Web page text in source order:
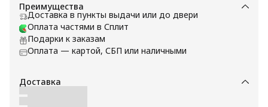
Преимущества
Доставка в пункты выдачи или до двери
Оплата частями в Сплит
Подарки к заказам
Оплата — картой, СБП или наличными
Доставка